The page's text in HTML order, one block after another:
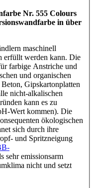
Nr. 555 Colours
in über
maschinell
erfüllt werden kann. Die
farbige Anstriche und
und organischen
Gipskartonplatten
nicht-alkalischen
kann es zu
Wert kommen). Die
ökologischen
sich durch ihre
und Spritzneigung
sehr emissionsarm
nicht und setzt